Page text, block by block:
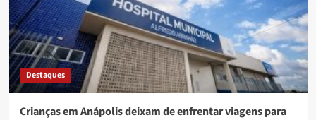
Destaques
Crianças em Anápolis deixam de enfrentar viagens para